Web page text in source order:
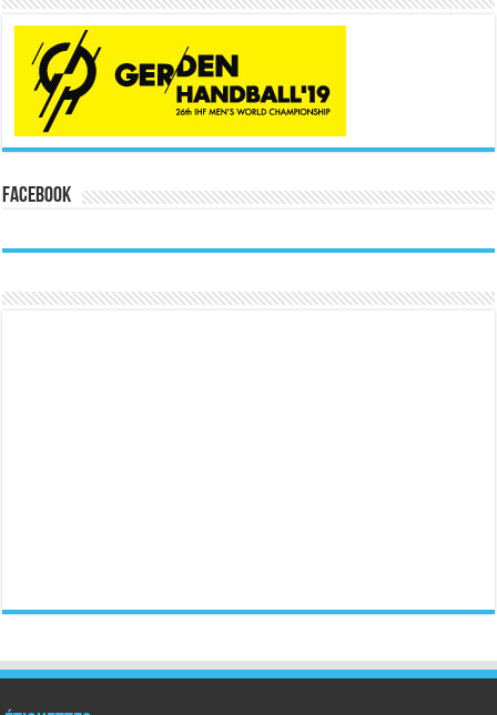
Facebook